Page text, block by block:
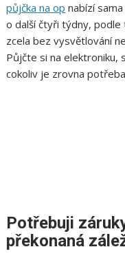
půjčka na op nabízí
o další čtyři týdny,
zcela bez vysvětlování
Půjčte si na elektroniku,
cokoliv je zrovna
Potřebuji
překonaná